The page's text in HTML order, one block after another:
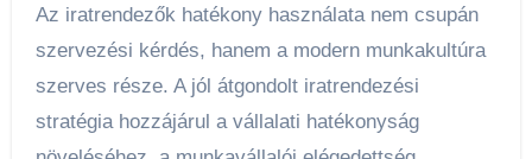
Az iratrendezők hatékony használata nem csupán
szervezési kérdés, hanem a modern munkakultúra
szerves része. A jól átgondolt iratrendezési
stratégia hozzájárul a vállalati hatékonyság